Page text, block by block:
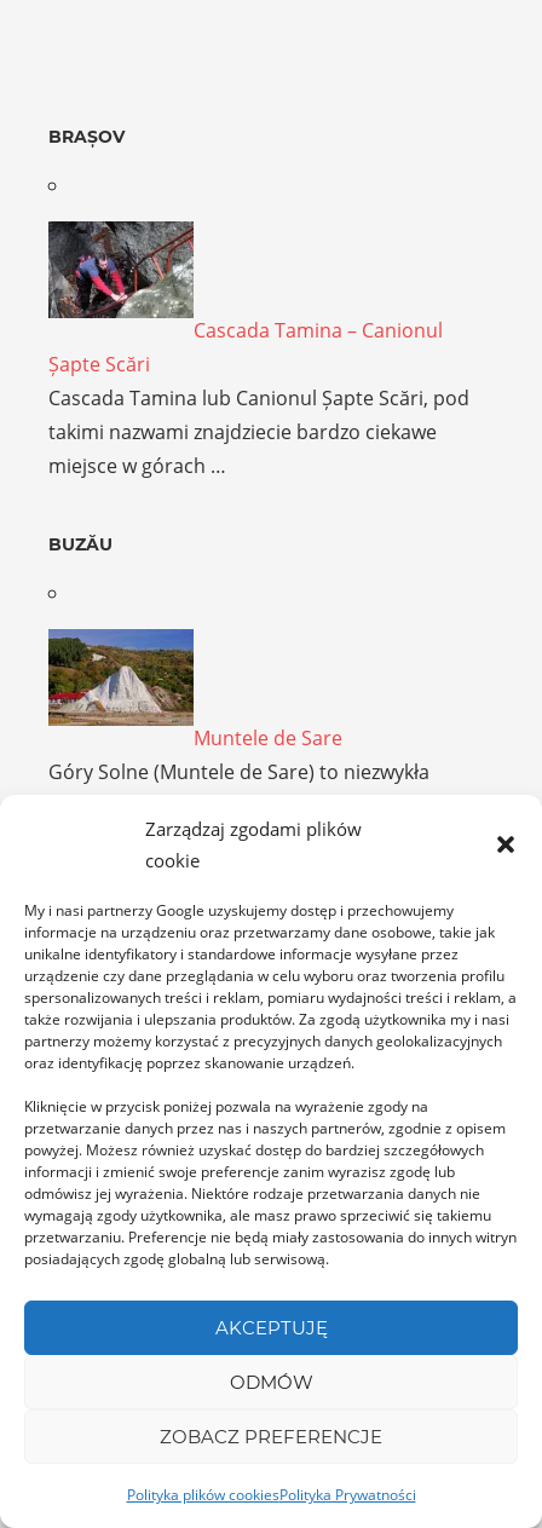
Zarządzaj zgodami plików
cookie
My i nasi partnerzy Google uzyskujemy dostęp i przechowujemy
informacje na urządzeniu oraz przetwarzamy dane osobowe, takie jak
unikalne identyfikatory i standardowe informacje wysyłane przez
urządzenie czy dane przeglądania w celu wyboru oraz tworzenia profilu
spersonalizowanych treści i reklam, pomiaru wydajności treści i reklam, a
także rozwijania i ulepszania produktów. Za zgodą użytkownika my i nasi
partnerzy możemy korzystać z precyzyjnych danych geolokalizacyjnych
oraz identyfikację poprzez skanowanie urządzeń.
Kliknięcie w przycisk poniżej pozwala na wyrażenie zgody na
przetwarzanie danych przez nas i naszych partnerów, zgodnie z opisem
powyżej. Możesz również uzyskać dostęp do bardziej szczegółowych
informacji i zmienić swoje preferencje zanim wyrazisz zgodę lub
odmówisz jej wyrażenia. Niektóre rodzaje przetwarzania danych nie
wymagają zgody użytkownika, ale masz prawo sprzeciwić się takiemu
przetwarzaniu. Preferencje nie będą miały zastosowania do innych witryn
posiadających zgodę globalną lub serwisową.
AKCEPTUJĘ
ODMÓW
ZOBACZ PREFERENCJE
Polityka plików cookiesPolityka Prywatności
BRAȘOV
Cascada Tamina – Canionul
Șapte Scări
Cascada Tamina lub Canionul Șapte Scări, pod
takimi nazwami znajdziecie bardzo ciekawe
miejsce w górach …
BUZĂU
Muntele de Sare
Góry Solne (Muntele de Sare) to niezwykła
CARAȘ-SEVERIN
Zamek Drenko
Ruin zamku Drenko nie możemy za bardzo
zwiedzić, no chyba, że posiadamy sprzęt do
nurkowania, …
Cheile Turzii – Wąwóz Turda